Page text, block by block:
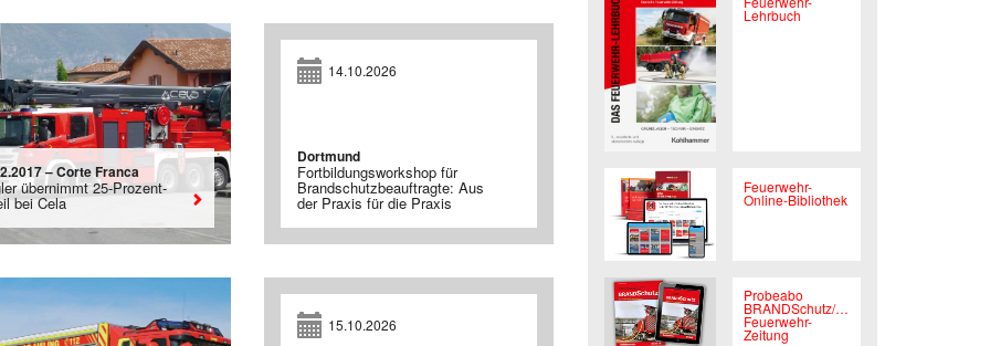
– Corte Franca
übernimmt 25-Prozent-
bei Cela
14.10.2026
Dortmund
Fortbildungsworkshop für
Brandschutzbeauftragte: Aus
der Praxis für die Praxis
15.10.2026
Lehrbuch
Feuerwehr-
Online-Bibliothek
Probeabo
BRANDSchutz/Deutsche
Feuerwehr-
Zeitung